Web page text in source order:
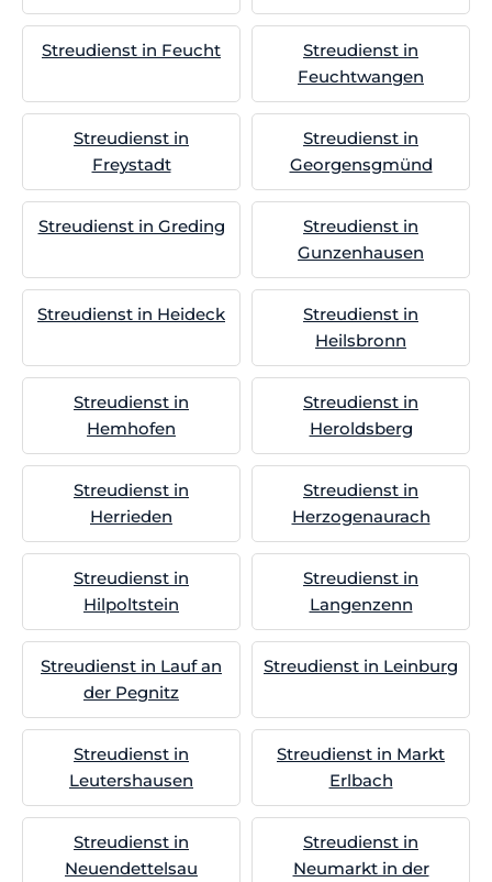
Streudienst in Feucht
Streudienst in
Feuchtwangen
Streudienst in
Freystadt
Streudienst in
Georgensgmünd
Streudienst in Greding
Streudienst in
Gunzenhausen
Streudienst in Heideck
Streudienst in
Heilsbronn
Streudienst in
Hemhofen
Streudienst in
Heroldsberg
Streudienst in
Herrieden
Streudienst in
Herzogenaurach
Streudienst in
Hilpoltstein
Streudienst in
Langenzenn
Streudienst in Lauf an
der Pegnitz
Streudienst in Leinburg
Streudienst in
Leutershausen
Streudienst in Markt
Erlbach
Streudienst in
Neuendettelsau
Streudienst in
Neumarkt in der